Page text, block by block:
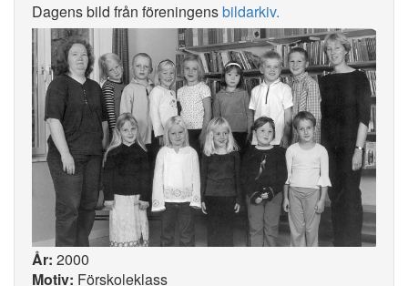
Dagens bild från föreningensbildarkiv.
År: 2000
Motiv: Förskoleklass